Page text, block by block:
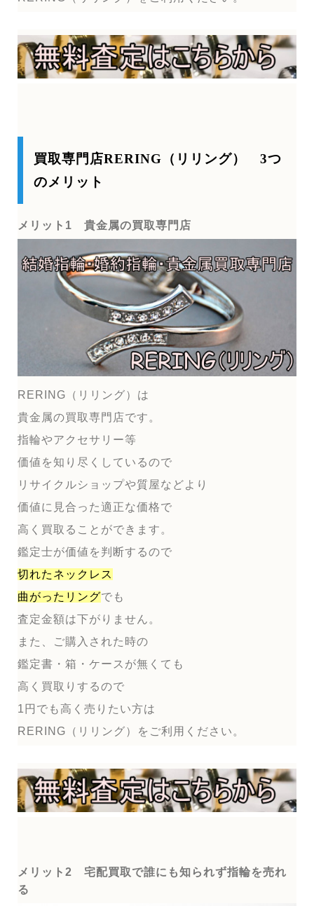
買取専門店RERING（リリング） 3つ
のメリット
メリット1 貴金属の買取専門店
RERING（リリング）は
貴金属の買取専門店です。
指輪やアクセサリー等
価値を知り尽くしているので
リサイクルショップや質屋などより
価値に見合った適正な価格で
高く買取ることができます。
鑑定士が価値を判断するので
切れたネックレス
曲がったリングでも
査定金額は下がりません。
また、ご購入された時の
鑑定書・箱・ケースが無くても
高く買取りするので
1円でも高く売りたい方は
RERING（リリング）をご利用ください。
メリット2 宅配買取で誰にも知られず指輪を売れ
る